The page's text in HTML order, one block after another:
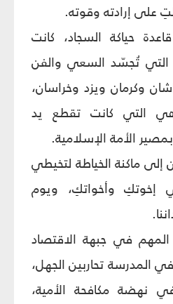
على إرادته وقوته.
حياكة السجاد، كانت
تُجسّد السعي والفن
وكرمان ويزد وخراسان،
هي التي كانت تقطع يد
الأمة الإسلامية.
ماكنة الخياطة لتخيطي
إخوتكِ وأخواتكِ، ويوم
في جبهة الاقتصاد
المدرسة تحاربين الجهل،
نهضة مكافحة الأمية،